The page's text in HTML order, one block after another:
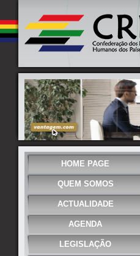
HOME PAGE
QUEM SOMOS
ACTUALIDADE
AGENDA
LEGISLAÇÃO